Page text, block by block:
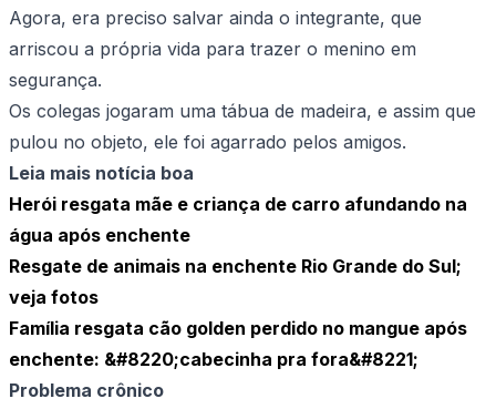
Agora, era preciso salvar ainda o integrante, que
arriscou a própria vida para trazer o menino em
segurança.
Os colegas jogaram uma tábua de madeira, e assim que
pulou no objeto, ele foi agarrado pelos amigos.
Leia mais notícia boa
Herói resgata mãe e criança de carro afundando na
água após enchente
Resgate de animais na enchente Rio Grande do Sul;
veja fotos
Família resgata cão golden perdido no mangue após
enchente: &#8220;cabecinha pra fora&#8221;
Problema crônico